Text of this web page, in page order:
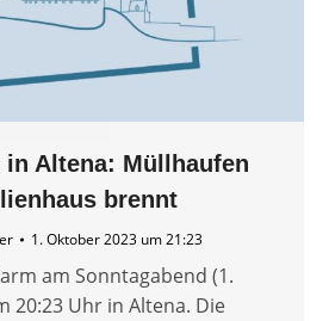
in Altena: Müllhaufen
brennt
1. Oktober 2023 um 21:23
am Sonntagabend (1.
20:23 Uhr in Altena. Die